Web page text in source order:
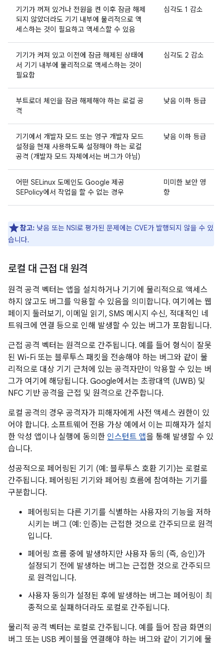
기기가 꺼져 있거나 전원을 켠 이후 잠금 해제
되지 않았더라도 기기 내부에 물리적으로 액
세스하는 것이 필요하고 액세스할 수 있음
심각도 1 감소
기기가 켜져 있고 이전에 잠금 해제된 상태에
서 기기 내부에 물리적으로 액세스하는 것이
필요함
심각도 2 감소
부트로더 체인을 잠금 해제해야 하는 로컬 공
격
낮음 이하 등급
기기에서 개발자 모드 또는 영구 개발자 모드
설정을 현재 사용하도록 설정해야 하는 로컬
공격 (개발자 모드 자체에서는 버그가 아님)
낮음 이하 등급
어떤 SELinux 도메인도 Google 제공
SEPolicy에서 작업을 할 수 없는 경우
미미한 보안 영
향
참고: 낮음 또는 NSI로 평가된 문제에는 CVE가 발행되지 않을 수 있
습니다.
로컬 대 근접 대 원격
원격 공격 벡터는 앱을 설치하거나 기기에 물리적으로 액세스
하지 않고도 버그를 악용할 수 있음을 의미합니다. 여기에는 웹
페이지 둘러보기, 이메일 읽기, SMS 메시지 수신, 적대적인 네
트워크에 연결 등으로 인해 발생할 수 있는 버그가 포함됩니다.
근접 공격 벡터는 원격으로 간주됩니다. 예를 들어 형식이 잘못
된 Wi-Fi 또는 블루투스 패킷을 전송해야 하는 버그와 같이 물
리적으로 대상 기기 근처에 있는 공격자만이 악용할 수 있는 버
그가 여기에 해당됩니다. Google에서는 초광대역 (UWB) 및
NFC 기반 공격을 근접 및 원격으로 간주합니다.
로컬 공격의 경우 공격자가 피해자에게 사전 액세스 권한이 있
어야 합니다. 소프트웨어 전용 가상 예에서 이는 피해자가 설치
한 악성 앱이나 실행에 동의한 인스턴트 앱을 통해 발생할 수 있
습니다.
성공적으로 페어링된 기기 (예: 블루투스 호환 기기)는 로컬로
간주됩니다. 페어링된 기기와 페어링 흐름에 참여하는 기기를
구분합니다.
페어링되는 다른 기기를 식별하는 사용자의 기능을 저하
시키는 버그 (예: 인증)는 근접한 것으로 간주되므로 원격
입니다.
페어링 흐름 중에 발생하지만 사용자 동의 (즉, 승인)가
설정되기 전에 발생하는 버그는 근접한 것으로 간주되므
로 원격입니다.
사용자 동의가 설정된 후에 발생하는 버그는 페어링이 최
종적으로 실패하더라도 로컬로 간주됩니다.
물리적 공격 벡터는 로컬로 간주됩니다. 예를 들어 잠금 화면의
버그 또는 USB 케이블을 연결해야 하는 버그와 같이 기기에 물